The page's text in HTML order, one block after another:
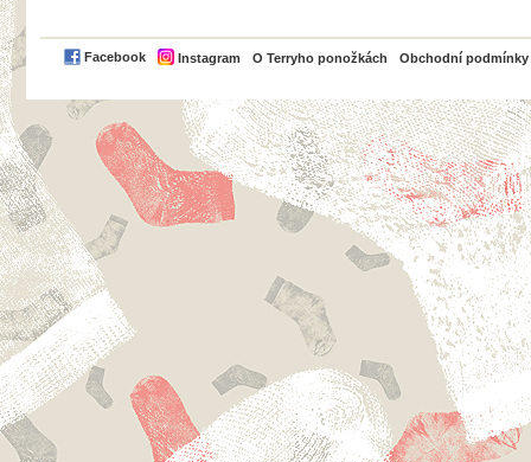
Facebook Instagram O Terryho ponožkách Obchodní podmínky
PayPal